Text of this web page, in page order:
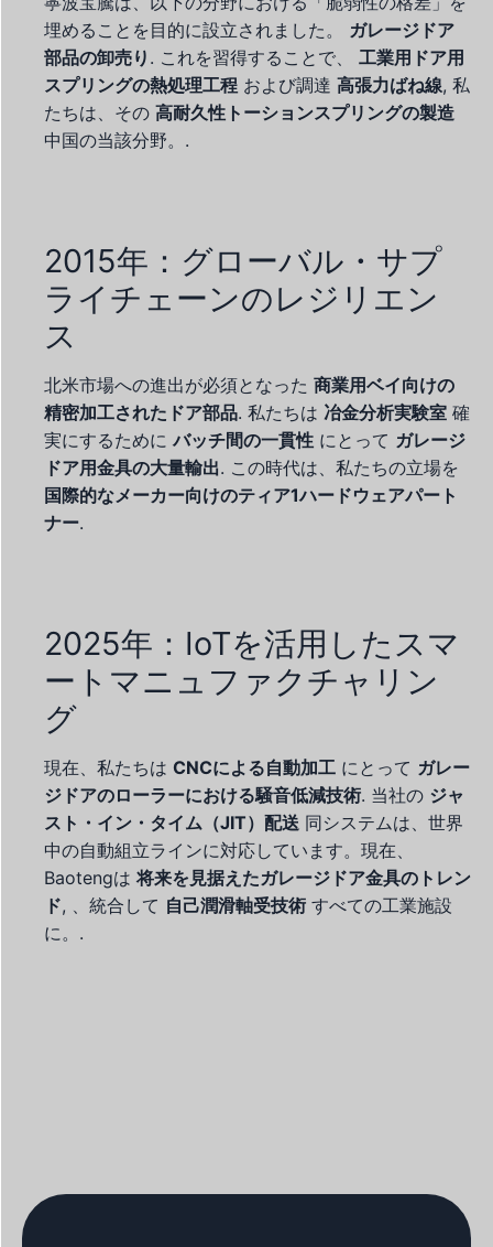
埋めることを目的に設立されました。 ガレージドア
部品の卸売り . これを習得することで、 工業用ドア用
スプリングの熱処理工程 および調達 高張力ばね線, 私
たちは、その 高耐久性トーションスプリングの製造
中国の当該分野。.
2015年：グローバル・サプ
ライチェーンのレジリエン
ス
北米市場への進出が必須となった 商業用ベイ向けの
精密加工されたドア部品. 私たちは 冶金分析実験室 確
実にするために バッチ間の一貫性 にとって ガレージ
ドア用金具の大量輸出. この時代は、私たちの立場を
国際的なメーカー向けのティア1ハードウェアパート
ナー.
2025年：IoTを活用したスマ
ートマニュファクチャリン
グ
現在、私たちは CNCによる自動加工 にとって ガレー
ジドアのローラーにおける騒音低減技術. 当社の ジャ
スト・イン・タイム（JIT）配送 同システムは、世界
中の自動組立ラインに対応しています。現在、
Baotengは将来を見据えたガレージドア金具のトレン
ド, 、統合して 自己潤滑軸受技術 すべての工業施設
に。.